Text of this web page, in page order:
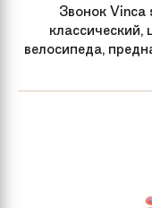
Звонок
классический,
велосипеда,